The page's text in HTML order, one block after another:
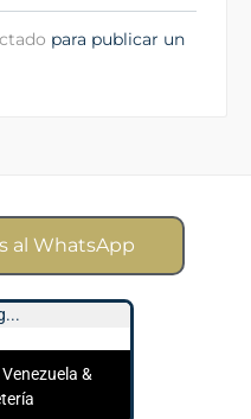
para publicar un
al WhatsApp
&